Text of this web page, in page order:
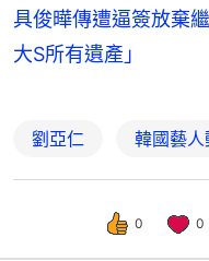
具俊曄傳遭逼簽放棄
大S所有遺產」
劉亞仁 韓國藝人
0 0